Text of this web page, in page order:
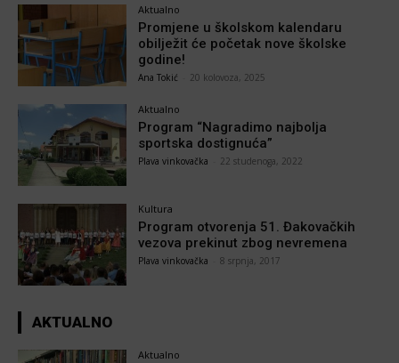
Aktualno
Promjene u školskom kalendaru
obilježit će početak nove školske
godine!
Ana Tokić 20 kolovoza, 2025
Aktualno
Program “Nagradimo najbolja
sportska dostignuća”
Plava vinkovačka 22 studenoga, 2022
Kultura
Program otvorenja 51. Đakovačkih
vezova prekinut zbog nevremena
Plava vinkovačka 8 srpnja, 2017
AKTUALNO
Aktualno